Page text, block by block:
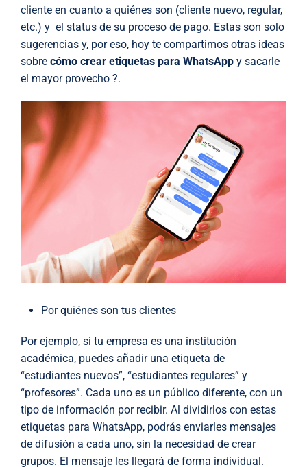
cliente en cuanto a quiénes son (cliente nuevo, regular,
etc.) y el status de su proceso de pago. Estas son solo
sugerencias y, por eso, hoy te compartimos otras ideas
sobre cómo crear etiquetas para WhatsApp y sacarle
el mayor provecho ?.
Por quiénes son tus clientes
Por ejemplo, si tu empresa es una institución
académica, puedes añadir una etiqueta de
“estudiantes nuevos”, “estudiantes regulares” y
“profesores”. Cada uno es un público diferente, con un
tipo de información por recibir. Al dividirlos con estas
etiquetas para WhatsApp, podrás enviarles mensajes
de difusión a cada uno, sin la necesidad de crear
grupos. El mensaje les llegará de forma individual.